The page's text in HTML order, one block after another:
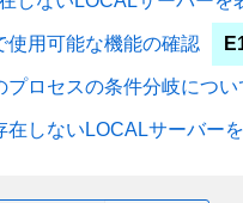
使用可能な機能の確認
プロセスの条件分岐につい
在しないLOCALサーバー